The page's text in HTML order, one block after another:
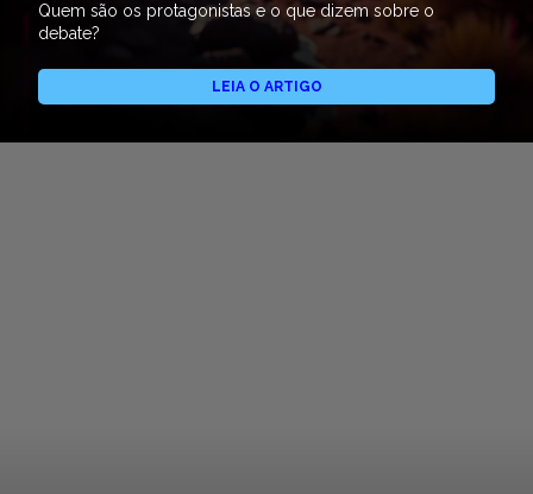
Quem são os protagonistas e o que dizem sobre o
debate?
LEIA O ARTIGO